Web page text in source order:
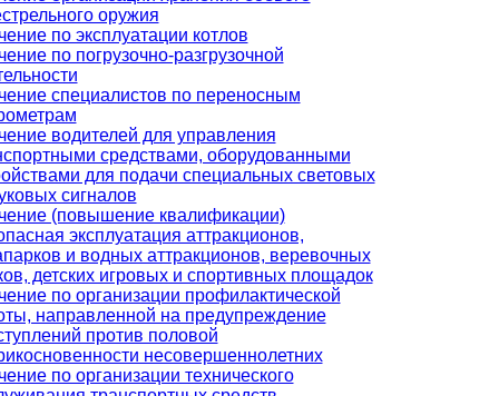
оружия
по эксплуатации котлов
по погрузочно-разгрузочной
специалистов по переносным
водителей для управления
средствами, оборудованными
для подачи специальных световых
сигналов
(повышение квалификации)
эксплуатация аттракционов,
и водных аттракционов, веревочных
детских игровых и спортивных площадок
по организации профилактической
направленной на предупреждение
против половой
несовершеннолетних
по организации технического